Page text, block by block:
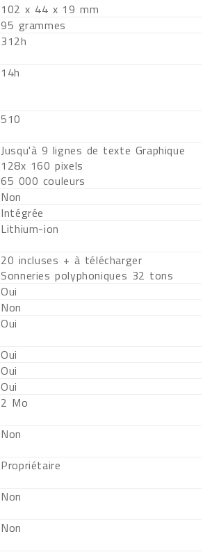
102 x 44 x 19 mm
95 grammes
312h
14h
510
Jusqu'à 9 lignes de texte Graphique
128x 160 pixels
65 000 couleurs
Non
Intégrée
Lithium-ion
20 incluses + à télécharger
Sonneries polyphoniques 32 tons
Oui
Non
Oui
Oui
Oui
Oui
2 Mo
Non
Propriétaire
Non
Non